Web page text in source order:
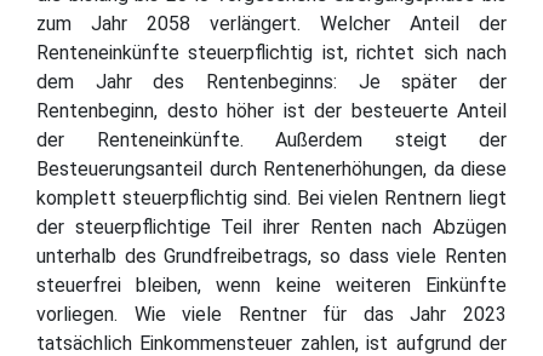
zum Jahr 2058 verlängert. Welcher Anteil der
Renteneinkünfte steuerpflichtig ist, richtet sich nach
dem Jahr des Rentenbeginns: Je später der
Rentenbeginn, desto höher ist der besteuerte Anteil
der Renteneinkünfte. Außerdem steigt der
Besteuerungsanteil durch Rentenerhöhungen, da diese
komplett steuerpflichtig sind. Bei vielen Rentnern liegt
der steuerpflichtige Teil ihrer Renten nach Abzügen
unterhalb des Grundfreibetrags, so dass viele Renten
steuerfrei bleiben, wenn keine weiteren Einkünfte
vorliegen. Wie viele Rentner für das Jahr 2023
tatsächlich Einkommensteuer zahlen, ist aufgrund der